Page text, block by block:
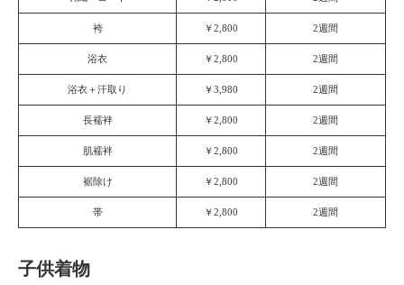
袴 ￥2,800 2週間
浴衣 ￥2,800 2週間
浴衣＋汗取り ￥3,980 2週間
長襦袢 ￥2,800 2週間
肌襦袢 ￥2,800 2週間
裾除け ￥2,800 2週間
帯 ￥2,800 2週間
子供着物